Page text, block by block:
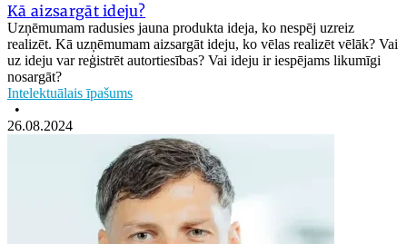
Kā aizsargāt ideju?
Uzņēmumam radusies jauna produkta ideja, ko nespēj uzreiz
realizēt. Kā uzņēmumam aizsargāt ideju, ko vēlas realizēt vēlāk? Vai
uz ideju var reģistrēt autortiesības? Vai ideju ir iespējams likumīgi
nosargāt?
Intelektuālais īpašums
•
26.08.2024